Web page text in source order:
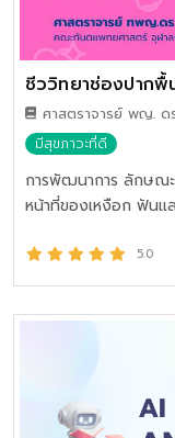
ชีววิทยาช่องปากพื้
ศาสตราจารย์ พญ.
มีสุขภาวะที่ดี
การพัฒนาการ ลักษณะ
หน้าที่ของเหงือก ฟันแ
เกิดโรค ฟลูออไรด์กับ
การเลือกใช้ผลิตภัณฑ์
ดูแลรักษาฟันในเด็ก วั
5.0